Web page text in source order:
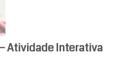
Atividade Interativa